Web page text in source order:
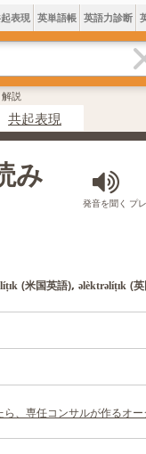
表現 英単語帳 英語力診断
説
共起表現
み
発音を聞く プ
(米国英語), əlèktrəlíṭɪk (
、専任コンサルが作るオ